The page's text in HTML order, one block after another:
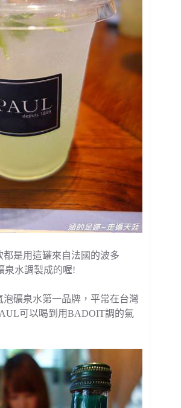
都是用這罐來自法國的波多
泉水調製成的喔!
礦泉水第一品牌，平常在台灣
可以喝到用BADOIT調的氣